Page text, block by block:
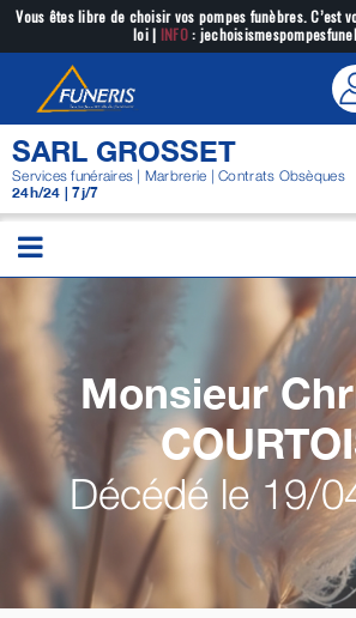
Passer
contenu
Vous êtes libre de choisir vos pompes funèbres. C’est
loi | INFO:
SARL GROSSET
Services funéraires | Marbrerie | Contrats Obsèques
24h/24 | 7j/7
Monsieur
Décédé le 19/